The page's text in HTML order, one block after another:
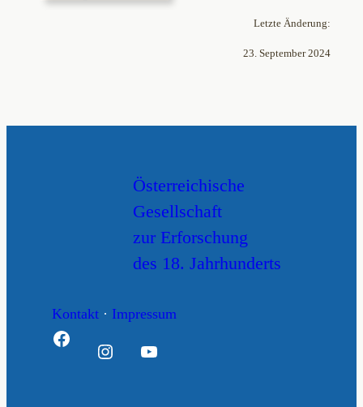
Letzte Änderung:
23. September 2024
Österreichische
Gesellschaft
zur Erforschung
des 18. Jahrhunderts
Kontakt · Impressum
Facebook
InstagramYouTube